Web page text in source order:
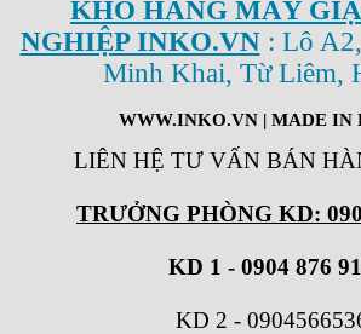
KHO HÀNG MÁY
NGHIỆP INKO.VN: Lô
Minh Khai, Từ Liêm,
WWW.INKO.VN| MADE IN
LIÊN HỆ TƯ VẤN BÁN
TRƯỞNG PHÒNG KD:
KD 1 - 0904 876
KD 2 -